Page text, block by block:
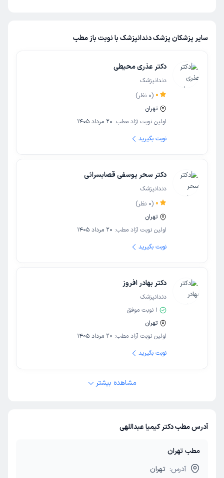
سایر پزشکان پزشک دندانپزشک با نوبت باز مطب
دکتر عذری محیطی
دندانپزشک
0
(
0 نظر)
تهران
اولین نوبت آزاد مطب: 20 مرداد 1405
نوبت بگیرید
دکتر سحر یوسفی قصابسرائی
دندانپزشک
0
(
0 نظر)
تهران
اولین نوبت آزاد مطب: 20 مرداد 1405
نوبت بگیرید
دکتر بهادر افروز
دندانپزشک
1 نوبت موفق
تهران
اولین نوبت آزاد مطب: 20 مرداد 1405
نوبت بگیرید
مشاهده بیشتر
آدرس مطب دکتر کیمیا عبداللهی
مطب تهران
آدرس: تهران